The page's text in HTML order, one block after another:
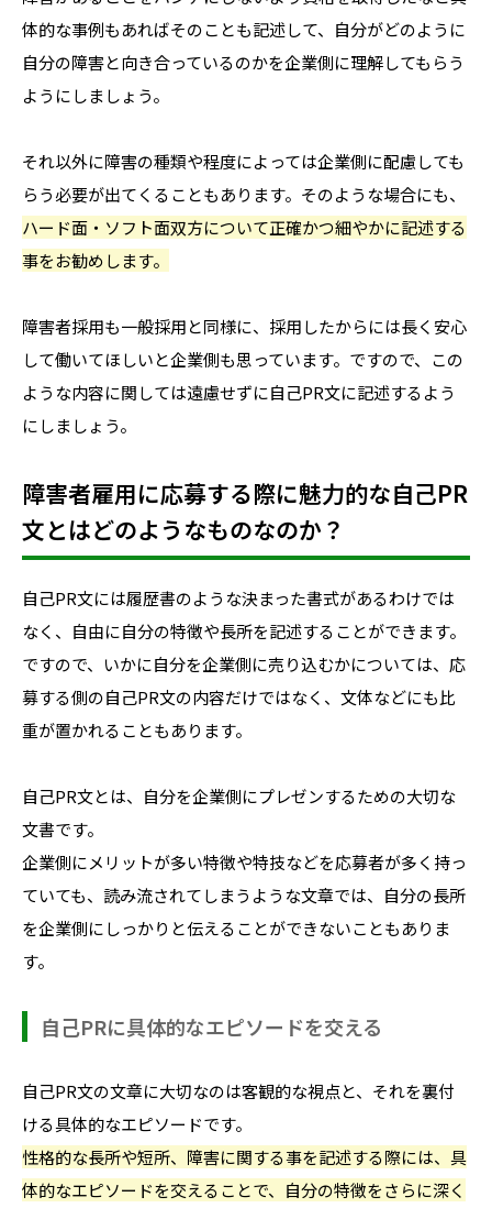
体的な事例もあればそのことも記述して、自分がどのように
自分の障害と向き合っているのかを企業側に理解してもらう
ようにしましょう。
それ以外に障害の種類や程度によっては企業側に配慮しても
らう必要が出てくることもあります。そのような場合にも、
ハード面・ソフト面双方について正確かつ細やかに記述する
事をお勧めします。
障害者採用も一般採用と同様に、採用したからには長く安心
して働いてほしいと企業側も思っています。ですので、この
ような内容に関しては遠慮せずに自己PR文に記述するよう
にしましょう。
障害者雇用に応募する際に魅力的な自己PR
文とはどのようなものなのか？
自己PR文には履歴書のような決まった書式があるわけでは
なく、自由に自分の特徴や長所を記述することができます。
ですので、いかに自分を企業側に売り込むかについては、応
募する側の自己PR文の内容だけではなく、文体などにも比
重が置かれることもあります。
自己PR文とは、自分を企業側にプレゼンするための大切な
文書です。
企業側にメリットが多い特徴や特技などを応募者が多く持っ
ていても、読み流されてしまうような文章では、自分の長所
を企業側にしっかりと伝えることができないこともありま
す。
自己PRに具体的なエピソードを交える
自己PR文の文章に大切なのは客観的な視点と、それを裏付
ける具体的なエピソードです。
性格的な長所や短所、障害に関する事を記述する際には、具
体的なエピソードを交えることで、自分の特徴をさらに深く